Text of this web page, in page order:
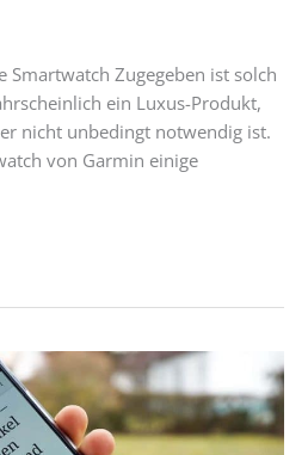
Smartwatch Zugegeben ist solch
ein Luxus-Produkt,
nicht unbedingt notwendig ist.
von Garmin einige